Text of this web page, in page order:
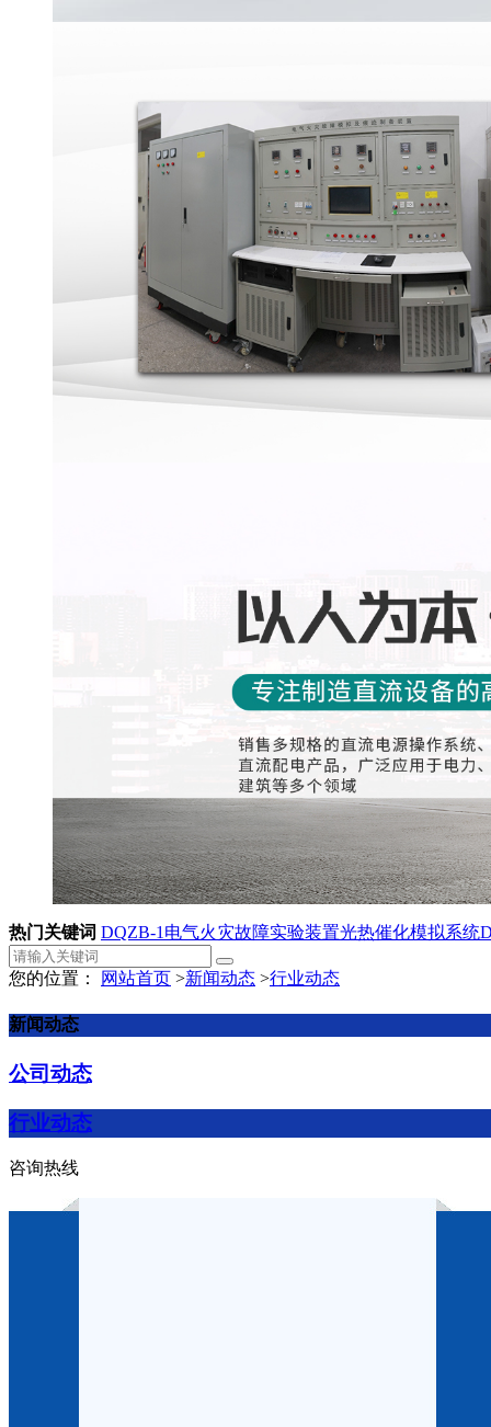
热门关键词 DQZB-1电气火灾故障实验装置光热催化模拟系统
您的位置： 网站首页 >新闻动态 >行业动态
新闻动态
公司动态
行业动态
咨询热线